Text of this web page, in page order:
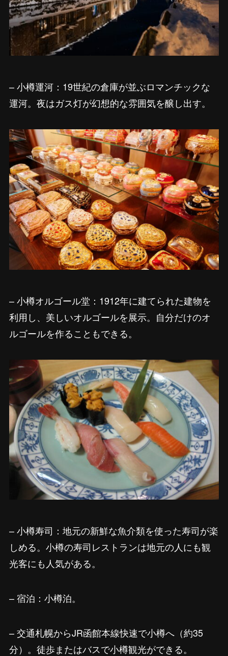
– 小樽運河：19世紀の倉庫が並ぶロマンチックな
運河。夜はガス灯が幻想的な雰囲気を醸し出す。
– 小樽オルゴール堂：1912年に建てられた建物を
利用し、美しいオルゴールを展示。自分だけのオ
ルゴールを作ることもできる。
– 小樽寿司：地元の新鮮な魚介類を使った寿司が楽
しめる。小樽の寿司レストランは地元の人にも観
光客にも人気がある。
– 宿泊：小樽泊。
– 交通札幌からJR函館本線快速で小樽へ（約35
分）。徒歩またはバスで小樽観光ができる。